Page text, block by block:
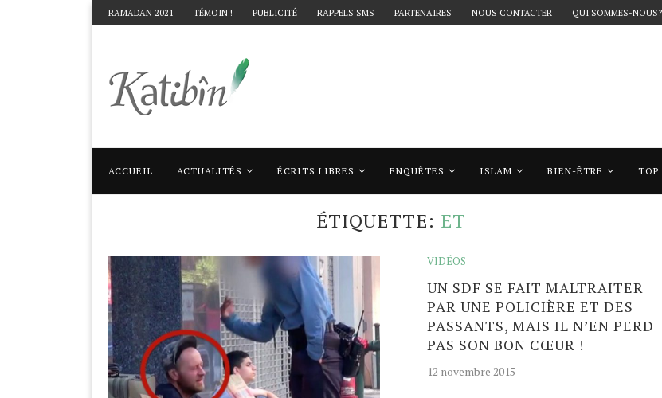
RAMADAN 2021 TÉMOIN ! PUBLICITÉ RAPPELS SMS PARTENAIRES NOUS CONTACTER QUI SOMMES-NOUS?
ACCUEIL ACTUALITÉS ÉCRITS LIBRES ENQUÊTES ISLAM BIEN-ÊTRE TOP
Accueil Mots clés Articles taggés avec "et"
ÉTIQUETTE: ET
VIDÉOS
UN SDF SE FAIT MALTRAITER
PAR UNE POLICIÈRE ET DES
PASSANTS, MAIS IL N’EN PERD
PAS SON BON CŒUR !
12 novembre 2015